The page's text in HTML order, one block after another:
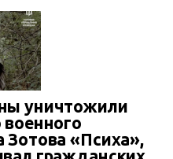
против основ
мира,
и
27 января
районного суда
заочный приговор –
с конфискацией
уничтожили
военного
Зотова «Психа»,